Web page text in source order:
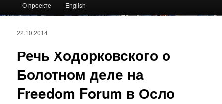
О проекте English
Речь Ходорковского о
Болотном деле на
Freedom Forum в Осло
22.10.2014